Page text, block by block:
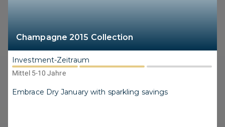
Champagne 2015 Collection
Investment-Zeitraum
Mittel 5-10 Jahre
Embrace Dry January with sparkling savings